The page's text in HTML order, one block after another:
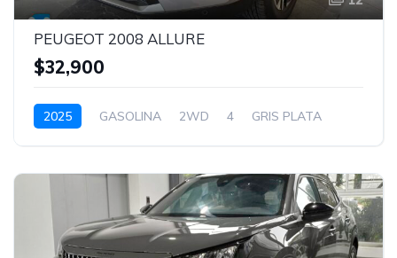
PEUGEOT 2008 ALLURE
$32,900
2025 GASOLINA 2WD 4 GRIS PLATA